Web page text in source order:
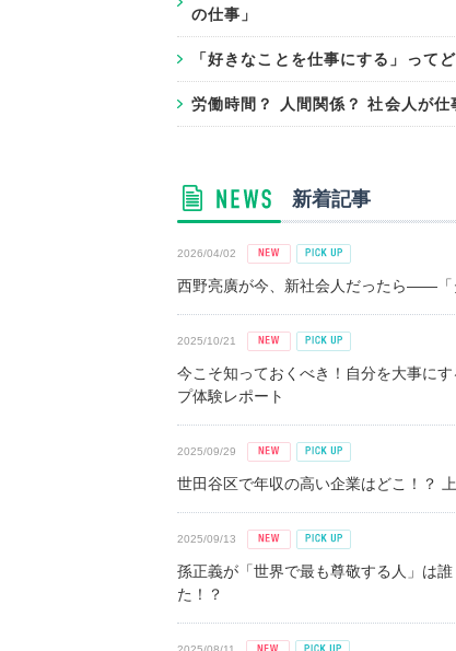
の仕事」
「好きなことを仕事にする」って
労働時間？ 人間関係？ 社会人が仕
新着記事
2026/04/02
西野亮廣が今、新社会人だったら――「
2025/10/21
今こそ知っておくべき！自分を大事に
プ体験レポート
2025/09/29
世田谷区で年収の高い企業はどこ！？
2025/09/13
孫正義が「世界で最も尊敬する人」は
た！？